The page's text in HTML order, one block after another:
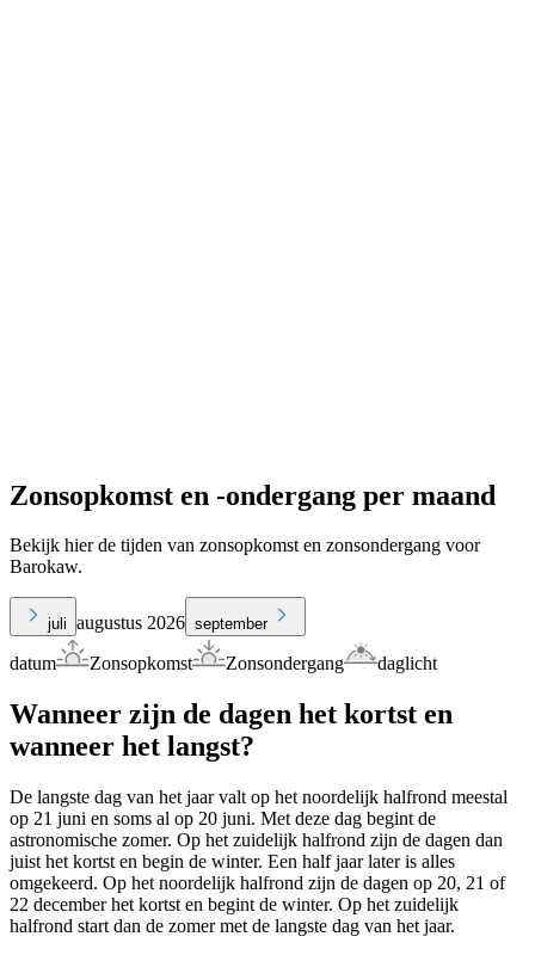
Zonsopkomst en -ondergang per maand
Bekijk hier de tijden van zonsopkomst en zonsondergang voor
Barokaw.
juli augustus 2026 september
datum Zonsopkomst Zonsondergang daglicht
Wanneer zijn de dagen het kortst en
wanneer het langst?
De langste dag van het jaar valt op het noordelijk halfrond meestal
op 21 juni en soms al op 20 juni. Met deze dag begint de
astronomische zomer. Op het zuidelijk halfrond zijn de dagen dan
juist het kortst en begin de winter. Een half jaar later is alles
omgekeerd. Op het noordelijk halfrond zijn de dagen op 20, 21 of
22 december het kortst en begint de winter. Op het zuidelijk
halfrond start dan de zomer met de langste dag van het jaar.